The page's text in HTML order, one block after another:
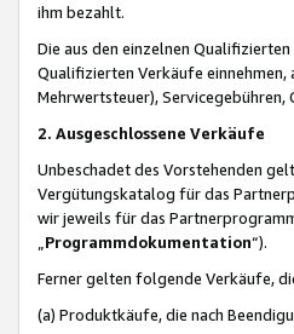
ihm bezahlt.
Die aus den einzelnen Qualifizierten
Qualifizierten Verkäufe einnehmen,
Mehrwertsteuer),
2. Ausgeschlossene Verkäufe
Unbeschadet des Vorstehenden
Vergütungskatalog für das
wir jeweils für das
Programmdokumentation“).
Ferner gelten folgende Verkäufe,
(a) Produktkäufe, die nach